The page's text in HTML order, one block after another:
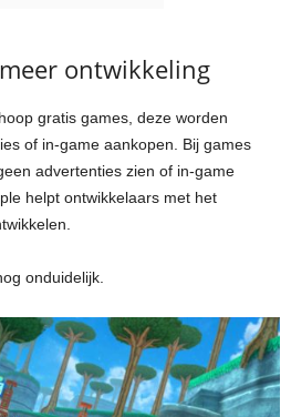
ontwikkeling
gratis games, deze worden
of in-game aankopen. Bij games
advertenties zien of in-game
helpt ontwikkelaars met het
onduidelijk.